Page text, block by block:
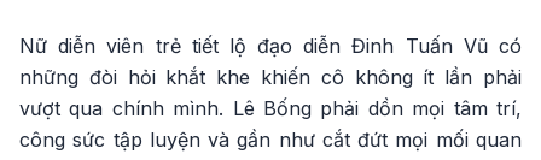
Nữ diễn viên trẻ tiết lộ đạo diễn Đinh Tuấn Vũ có
những đòi hỏi khắt khe khiến cô không ít lần phải
vượt qua chính mình. Lê Bống phải dồn mọi tâm trí,
công sức tập luyện và gần như cắt đứt mọi mối quan